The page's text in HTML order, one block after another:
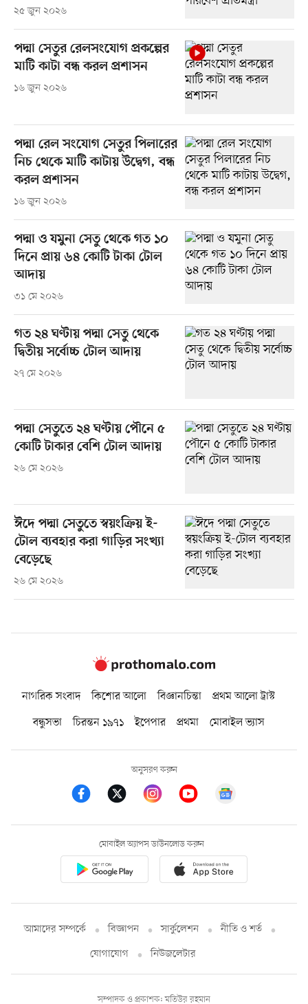
২৫ জুন ২০২৬
পদ্মা সেতুর রেলসংযোগ প্রকল্পের
মাটি কাটা বন্ধ করল প্রশাসন
১৬ জুন ২০২৬
পদ্মা রেল সংযোগ সেতুর পিলারের
নিচ থেকে মাটি কাটায় উদ্বেগ, বন্ধ
করল প্রশাসন
১৬ জুন ২০২৬
পদ্মা ও যমুনা সেতু থেকে গত ১০
দিনে প্রায় ৬৪ কোটি টাকা টোল
আদায়
৩১ মে ২০২৬
গত ২৪ ঘণ্টায় পদ্মা সেতু থেকে
দ্বিতীয় সর্বোচ্চ টোল আদায়
২৭ মে ২০২৬
পদ্মা সেতুতে ২৪ ঘণ্টায় পৌনে ৫
কোটি টাকার বেশি টোল আদায়
২৬ মে ২০২৬
ঈদে পদ্মা সেতুতে স্বয়ংক্রিয় ই-
টোল ব্যবহার করা গাড়ির সংখ্যা
বেড়েছে
২৬ মে ২০২৬
নাগরিক সংবাদ কিশোর আলো বিজ্ঞানচিন্তা
প্রথম আলো ট্রাস্ট
বন্ধুসভা
চিরন্তন ১৯৭১ ইপেপার প্রথমা মোবাইল ভ্যাস
অনুসরণ করুন
মোবাইল অ্যাপস ডাউনলোড করুন
আমাদের সম্পর্কে বিজ্ঞাপন সার্কুলেশন
নীতি ও শর্ত
যোগাযোগ
নিউজলেটার
সম্পাদক ও প্রকাশক: মতিউর রহমান